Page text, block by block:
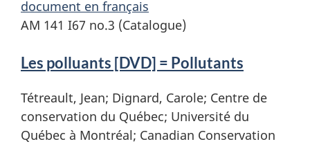
document en français
AM 141 I67 no.3 (Catalogue)
Les polluants [DVD] = Pollutants
Tétreault, Jean; Dignard, Carole; Centre de
conservation du Québec; Université du
Québec à Montréal; Canadian Conservation